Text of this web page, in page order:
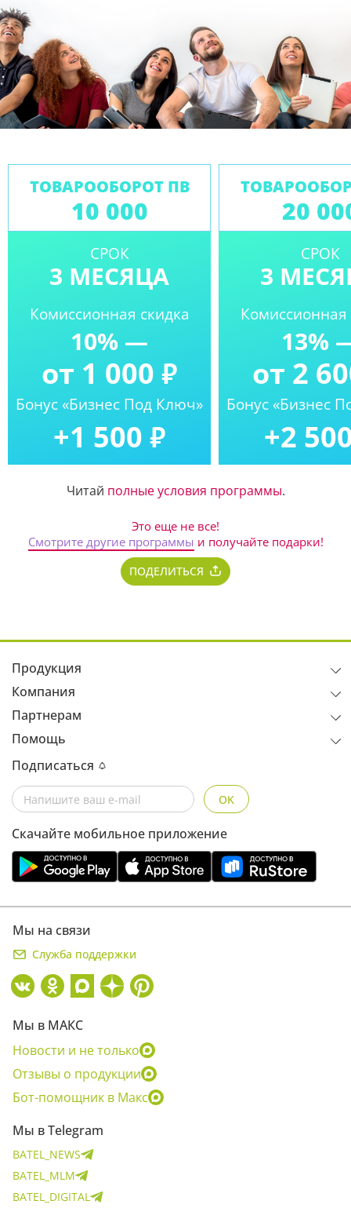
ТОВАРООБОРОТ ПВ
10 000
СРОК
3 МЕСЯЦА
Комиссионная скидка
10% —
от 1 000 ₽
Бонус «Бизнес Под Ключ»
+1 500 ₽
20
СРОК
3
Комиссионная
13%
от 2
Бонус «Бизнес
+2
Читай полные условия программы.
Это еще не все!
Смотрите другие программы и получайте подарки!
ПОДЕЛИТЬСЯ
Компания
Партнерам
Продукция
Помощь
Подписаться
OK
Скачайте мобильное приложение
Мы на связи
Служба поддержки
Мы в МАКС
Новости и не только
Отзывы о продукции
Бот-помощник в Макс
Мы в Telegram
BATEL_NEWS
BATEL_MLM
BATEL_DIGITAL